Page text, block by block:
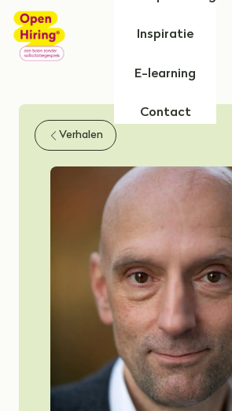
Home
Inspiratie
E-learning
Contact
Verhalen